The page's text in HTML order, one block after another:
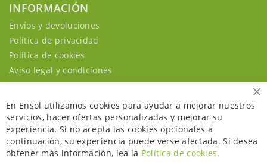
INFORMACIÓN
Envíos y devoluciones
Política de privacidad
Política de cookies
Aviso legal y condiciones
En Ensol utilizamos cookies para ayudar a mejorar nuestros
servicios, hacer ofertas personalizadas y mejorar su
experiencia. Si no acepta las cookies opcionales a
continuación, su experiencia puede verse afectada. Si desea
obtener más información, lea la Política de cookies.